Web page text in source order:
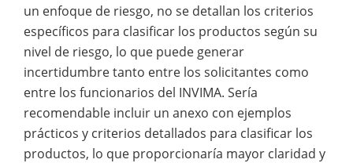
un enfoque de riesgo, no se detallan los criterios
específicos para clasificar los productos según su
nivel de riesgo, lo que puede generar
incertidumbre tanto entre los solicitantes como
entre los funcionarios del INVIMA. Sería
recomendable incluir un anexo con ejemplos
prácticos y criterios detallados para clasificar los
productos, lo que proporcionaría mayor claridad y